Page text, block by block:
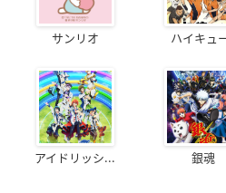
サンリオ ハイキュ
アイドリッシ... 銀魂